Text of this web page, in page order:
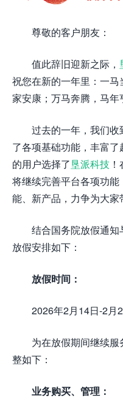
尊敬的客户朋友：
值此辞旧迎新之际，
祝您在新的一年里：一
家安康；万马奔腾，马年
过去的一年，我们
了各项基础功能，丰富
的用户选择了垦派科技
将继续完善平台各项功
能、新产品，力争为大家
结合国务院放假通知
放假安排如下：
放假时间：
2026年2月14日-2月
为在放假期间继续
整如下：
业务购买、管理：